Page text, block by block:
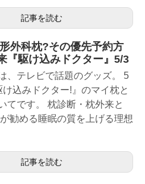
記事を読む
外科枕?その優先予約方
『駆け込みドクター』5/3
、テレビで話題のグッズ。 5
け込みドクター!』のマイ枕と
てです。 枕診断・枕外来と
勧める睡眠の質を上げる理想
記事を読む